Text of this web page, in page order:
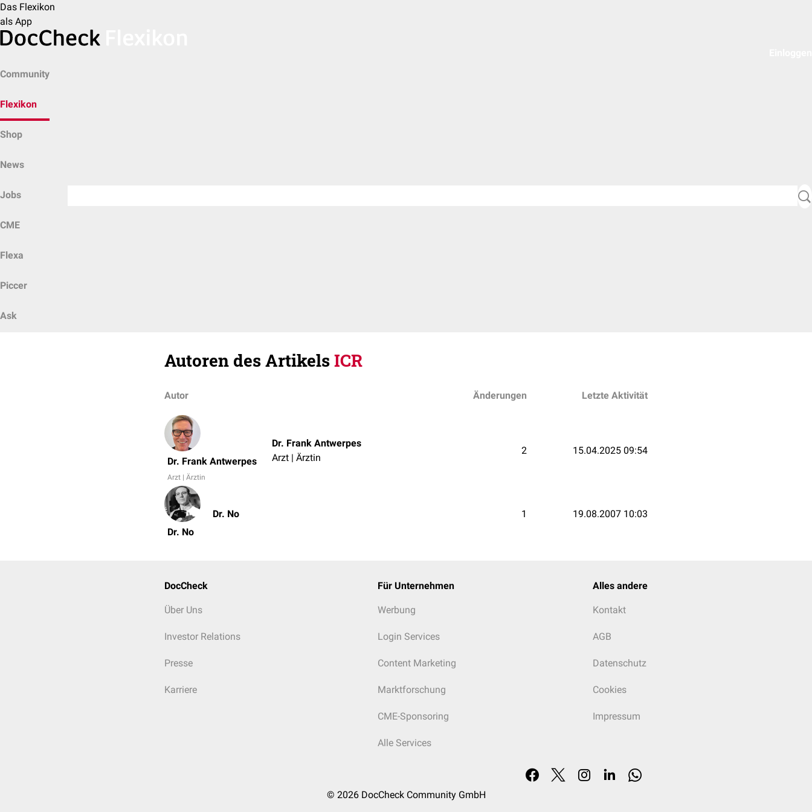
Das Flexikon
als App
Community
Flexikon
Shop
News
Jobs
CME
Flexa
Piccer
Ask
Autoren des ArtikelsICR
Autor Änderungen Letzte Aktivität
Dr. Frank Antwerpes
Arzt | Ärztin
Dr. Frank Antwerpes
Arzt | Ärztin
2 15.04.2025 09:54
Dr. No
Dr. No 1 19.08.2007 10:03
DocCheck
Über Uns
Investor Relations
Presse
Karriere
Für Unternehmen
Werbung
Login Services
Content Marketing
Marktforschung
CME-Sponsoring
Alle Services
Alles andere
Kontakt
AGB
Datenschutz
Cookies
Impressum
© 2026 DocCheck Community GmbH